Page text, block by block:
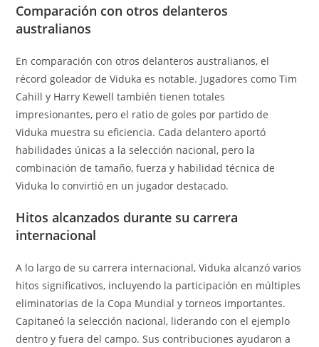
Comparación con otros delanteros
australianos
En comparación con otros delanteros australianos, el
récord goleador de Viduka es notable. Jugadores como Tim
Cahill y Harry Kewell también tienen totales
impresionantes, pero el ratio de goles por partido de
Viduka muestra su eficiencia. Cada delantero aportó
habilidades únicas a la selección nacional, pero la
combinación de tamaño, fuerza y habilidad técnica de
Viduka lo convirtió en un jugador destacado.
Hitos alcanzados durante su carrera
internacional
A lo largo de su carrera internacional, Viduka alcanzó varios
hitos significativos, incluyendo la participación en múltiples
eliminatorias de la Copa Mundial y torneos importantes.
Capitaneó la selección nacional, liderando con el ejemplo
dentro y fuera del campo. Sus contribuciones ayudaron a